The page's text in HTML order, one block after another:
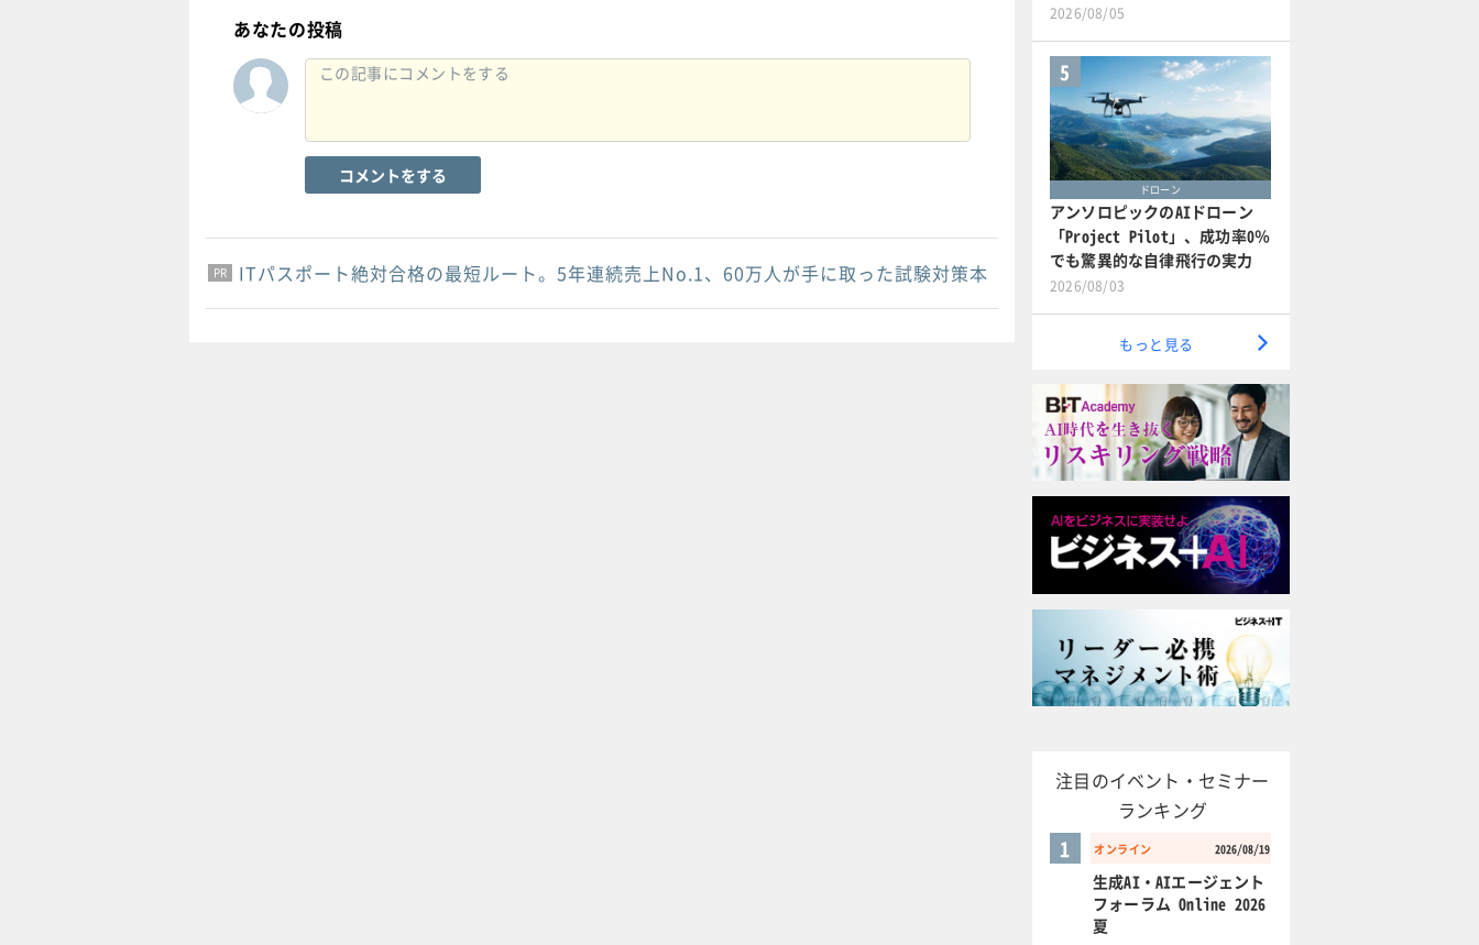
あなたの投稿
コメントをする
PR
PR
PR ITパスポート絶対合格の最短ルート。5年連続売上No.1、60万人が手に取った試験対策本
2026/08/05
5
ドローン
アンソロピックのAIドローン
「Project Pilot」、成功率0％
でも驚異的な自律飛行の実力
2026/08/03
もっと見る
注目のイベント・セミナー
ランキング
オンライン 2026/08/19
1
生成AI・AIエージェント
フォーラム Online 2026
夏